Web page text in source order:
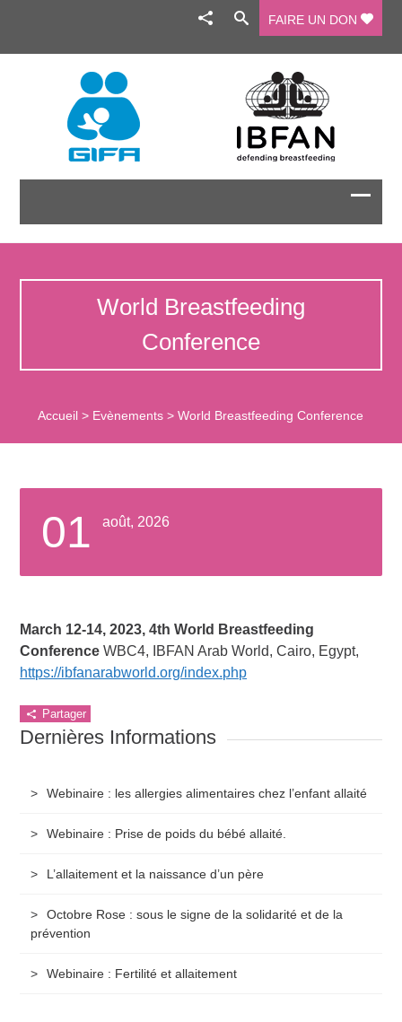
FAIRE UN DON
World Breastfeeding
Conference
Accueil > Evènements >World Breastfeeding Conference
01 août, 2026
March 12-14, 2023, 4th World Breastfeeding
Conference WBC4, IBFAN Arab World, Cairo, Egypt,
https://ibfanarabworld.org/index.php
Partager
Dernières Informations
Webinaire : les allergies alimentaires chez l’enfant allaité
Webinaire : Prise de poids du bébé allaité.
L’allaitement et la naissance d’un père
Octobre Rose : sous le signe de la solidarité et de la
prévention
Webinaire : Fertilité et allaitement